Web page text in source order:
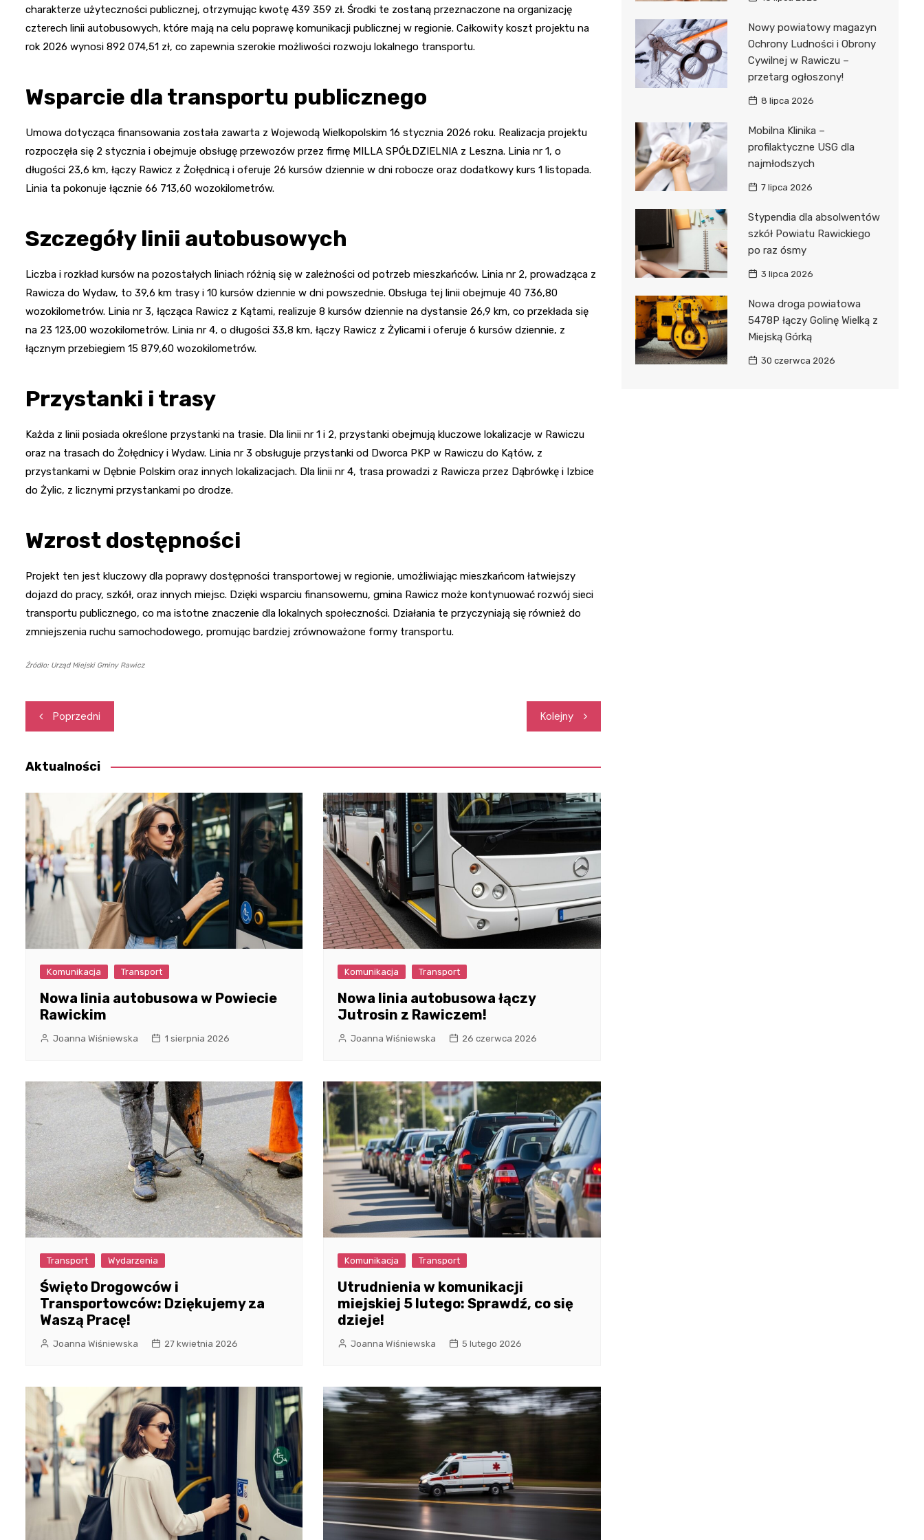
charakterze użyteczności publicznej, otrzymując kwotę 439 359 zł. Środki te zostaną przeznaczone na organizację
czterech linii autobusowych, które mają na celu poprawę komunikacji publicznej w regionie. Całkowity koszt projektu na
rok 2026 wynosi 892 074,51 zł, co zapewnia szerokie możliwości rozwoju lokalnego transportu.
Wsparcie dla transportu publicznego
Umowa dotycząca finansowania została zawarta z Wojewodą Wielkopolskim 16 stycznia 2026 roku. Realizacja projektu
rozpoczęła się 2 stycznia i obejmuje obsługę przewozów przez firmę MILLA SPÓŁDZIELNIA z Leszna. Linia nr 1, o
długości 23,6 km, łączy Rawicz z Żołędnicą i oferuje 26 kursów dziennie w dni robocze oraz dodatkowy kurs 1 listopada.
Linia ta pokonuje łącznie 66 713,60 wozokilometrów.
Szczegóły linii autobusowych
Liczba i rozkład kursów na pozostałych liniach różnią się w zależności od potrzeb mieszkańców. Linia nr 2, prowadząca z
Rawicza do Wydaw, to 39,6 km trasy i 10 kursów dziennie w dni powszednie. Obsługa tej linii obejmuje 40 736,80
wozokilometrów. Linia nr 3, łącząca Rawicz z Kątami, realizuje 8 kursów dziennie na dystansie 26,9 km, co przekłada się
na 23 123,00 wozokilometrów. Linia nr 4, o długości 33,8 km, łączy Rawicz z Żylicami i oferuje 6 kursów dziennie, z
łącznym przebiegiem 15 879,60 wozokilometrów.
Przystanki i trasy
Każda z linii posiada określone przystanki na trasie. Dla linii nr 1 i 2, przystanki obejmują kluczowe lokalizacje w Rawiczu
oraz na trasach do Żołędnicy i Wydaw. Linia nr 3 obsługuje przystanki od Dworca PKP w Rawiczu do Kątów, z
przystankami w Dębnie Polskim oraz innych lokalizacjach. Dla linii nr 4, trasa prowadzi z Rawicza przez Dąbrówkę i Izbice
do Żylic, z licznymi przystankami po drodze.
Wzrost dostępności
Projekt ten jest kluczowy dla poprawy dostępności transportowej w regionie, umożliwiając mieszkańcom łatwiejszy
dojazd do pracy, szkół, oraz innych miejsc. Dzięki wsparciu finansowemu, gmina Rawicz może kontynuować rozwój sieci
transportu publicznego, co ma istotne znaczenie dla lokalnych społeczności. Działania te przyczyniają się również do
zmniejszenia ruchu samochodowego, promując bardziej zrównoważone formy transportu.
Źródło: Urząd Miejski Gminy Rawicz
Nawigacja
wpisu
Poprzedni Kolejny
Aktualności
Komunikacja Transport
Nowa linia autobusowa w Powiecie
Rawickim
Joanna Wiśniewska 1 sierpnia 2026
Komunikacja Transport
Nowa linia autobusowa łączy
Jutrosin z Rawiczem!
Joanna Wiśniewska 26 czerwca 2026
Transport Wydarzenia
Święto Drogowców i
Transportowców: Dziękujemy za
Waszą Pracę!
Joanna Wiśniewska 27 kwietnia 2026
Komunikacja Transport
Utrudnienia w komunikacji
miejskiej 5 lutego: Sprawdź, co się
dzieje!
Joanna Wiśniewska 5 lutego 2026
Nowy powiatowy magazyn
Ochrony Ludności i Obrony
Cywilnej w Rawiczu –
przetarg ogłoszony!
8 lipca 2026
Mobilna Klinika –
profilaktyczne USG dla
najmłodszych
7 lipca 2026
Stypendia dla absolwentów
szkół Powiatu Rawickiego
po raz ósmy
3 lipca 2026
Nowa droga powiatowa
5478P łączy Golinę Wielką z
Miejską Górką
30 czerwca 2026